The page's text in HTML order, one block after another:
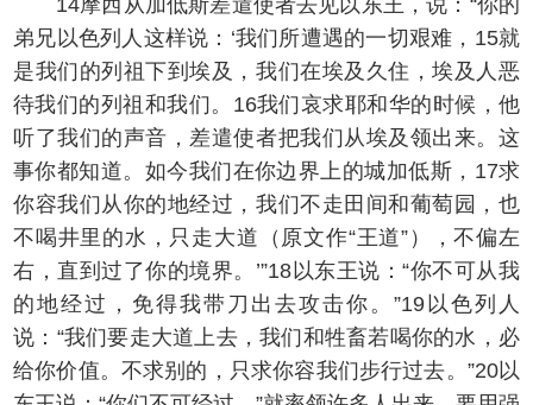
14摩西从加低斯差遣使者去见以东王，说：“你的
弟兄以色列人这样说：‘我们所遭遇的一切艰难，15就
是我们的列祖下到埃及，我们在埃及久住，埃及人恶
待我们的列祖和我们。16我们哀求耶和华的时候，他
听了我们的声音，差遣使者把我们从埃及领出来。这
事你都知道。如今我们在你边界上的城加低斯，17求
你容我们从你的地经过，我们不走田间和葡萄园，也
不喝井里的水，只走大道（原文作“王道”），不偏左
右，直到过了你的境界。’”18以东王说：“你不可从我
的地经过，免得我带刀出去攻击你。”19以色列人
说：“我们要走大道上去，我们和牲畜若喝你的水，必
给你价值。不求别的，只求你容我们步行过去。”20以